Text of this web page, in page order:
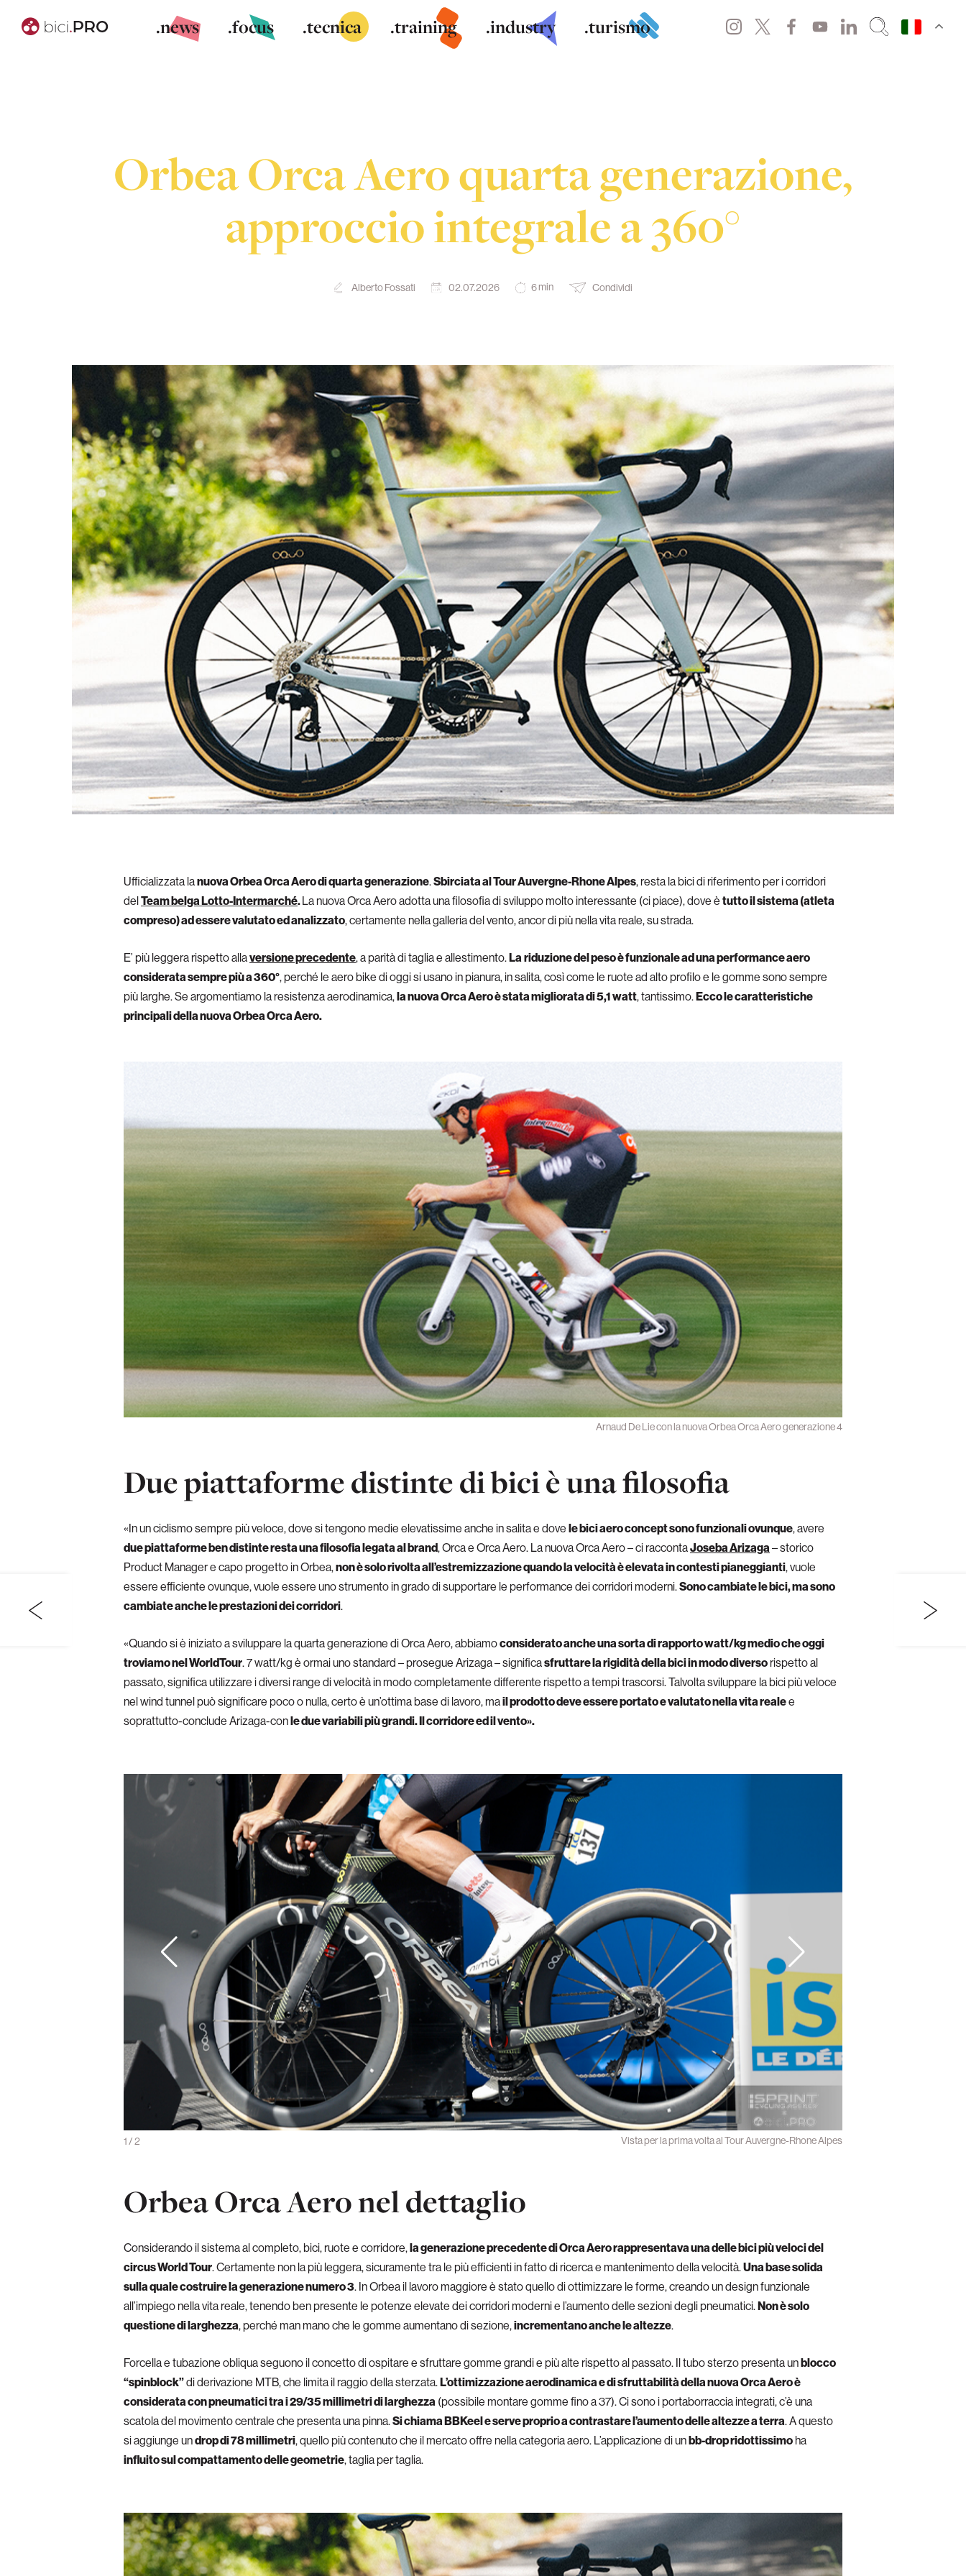
.news .focus .tecnica .training .industry .turismo
Orbea Orca Aero quarta generazione,
approccio integrale a 360°
Alberto Fossati 02.07.2026 6min Condividi
Ufficializzata lanuova Orbea Orca Aero di quarta generazione.Sbirciata al Tour Auvergne-Rhone Alpes, resta la bici di riferimento per i corridori
delTeam belga Lotto-Intermarché.La nuova Orca Aero adotta una filosofia di sviluppo molto interessante (ci piace), dove è tutto il sistema (atleta
compreso) ad essere valutato ed analizzato, certamente nella galleria del vento, ancor di più nella vita reale, su strada.
E’ più leggera rispetto allaversione precedente, a parità di taglia e allestimento.La riduzione del peso è funzionale ad una performance aero
considerata sempre più a 360°, perché le aero bike di oggi si usano in pianura, in salita, così come le ruote ad alto profilo e le gomme sono sempre
più larghe. Se argomentiamo la resistenza aerodinamica,la nuova Orca Aero è stata migliorata di 5,1 watt, tantissimo.Ecco le caratteristiche
principali della nuova Orbea Orca Aero.
Arnaud De Lie con la nuova Orbea Orca Aero generazione 4
Due piattaforme distinte di bici è una filosofia
«In un ciclismo sempre più veloce, dove si tengono medie elevatissime anche in salita e dove le bici aero concept sono funzionali ovunque, avere
due piattaforme ben distinte resta una filosofia legata al brand, Orca e Orca Aero. La nuova Orca Aero – ci raccontaJoseba Arizaga– storico
Product Manager e capo progetto in Orbea,non è solo rivolta all’estremizzazione quando la velocità è elevata in contesti pianeggianti, vuole
essere efficiente ovunque, vuole essere uno strumento in grado di supportare le performance dei corridori moderni.Sono cambiate le bici, ma sono
cambiate anche le prestazioni dei corridori.
«Quando si è iniziato a sviluppare la quarta generazione di Orca Aero, abbiamoconsiderato anche una sorta di rapporto watt/kg medio che oggi
troviamo nel WorldTour. 7 watt/kg è ormai uno standard – prosegue Arizaga – significasfruttare la rigidità della bici in modo diversorispetto al
passato, significa utilizzare i diversi range di velocità in modo completamente differente rispetto a tempi trascorsi. Talvolta sviluppare la bici più veloce
nel wind tunnel può significare poco o nulla, certo è un’ottima base di lavoro, mail prodotto deve essere portato e valutato nella vita realee
soprattutto-conclude Arizaga-conle due variabili più grandi. Il corridore ed il vento».
Vista per la prima volta al Tour Auvergne-Rhone Alpes
1/2
Orbea Orca Aero nel dettaglio
Considerando il sistema al completo, bici, ruote e corridore,la generazione precedente di Orca Aero rappresentava una delle bici più veloci del
circus World Tour. Certamente non la più leggera, sicuramente tra le più efficienti in fatto di ricerca e mantenimento della velocità.Una base solida
sulla quale costruire la generazione numero 3. In Orbea il lavoro maggiore è stato quello di ottimizzare le forme, creando un design funzionale
all’impiego nella vita reale, tenendo ben presente le potenze elevate dei corridori moderni e l’aumento delle sezioni degli pneumatici.Non è solo
questione di larghezza, perché man mano che le gomme aumentano di sezione,incrementano anche le altezze.
Forcella e tubazione obliqua seguono il concetto di ospitare e sfruttare gomme grandi e più alte rispetto al passato. Il tubo sterzo presenta unblocco
“spinblock”di derivazione MTB, che limita il raggio della sterzata.L’ottimizzazione aerodinamica e di sfruttabilità della nuova Orca Aero è
considerata con pneumatici tra i 29/35 millimetri di larghezza (possibile montare gomme fino a 37). Ci sono i portaborraccia integrati, c’è una
scatola del movimento centrale che presenta una pinna.Si chiama BBKeel e serve proprio a contrastare l’aumento delle altezze a terra. A questo
si aggiunge undrop di 78 millimetri, quello più contenuto che il mercato offre nella categoria aero. L’applicazione di unbb-drop ridottissimoha
influito sul compattamento delle geometrie, taglia per taglia.